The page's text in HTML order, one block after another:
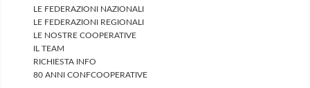
LE FEDERAZIONI NAZIONALI
LE FEDERAZIONI REGIONALI
LE NOSTRE COOPERATIVE
IL TEAM
RICHIESTA INFO
80 ANNI CONFCOOPERATIVE